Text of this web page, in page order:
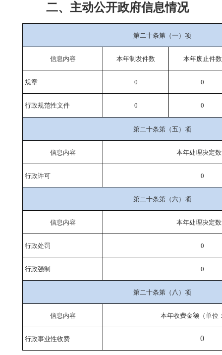
二、主动公开政府信息情况
第二十条第（一）项
信息内容 本年制发件数 本年废止件数
规章 0 0
行政规范性文件 0 0
第二十条第（五）项
信息内容 本年处理决定
行政许可 0
第二十条第（六）项
信息内容 本年处理决定
行政处罚 0
行政强制 0
第二十条第（八）项
信息内容 本年收费金额（单位
行政事业性收费 0